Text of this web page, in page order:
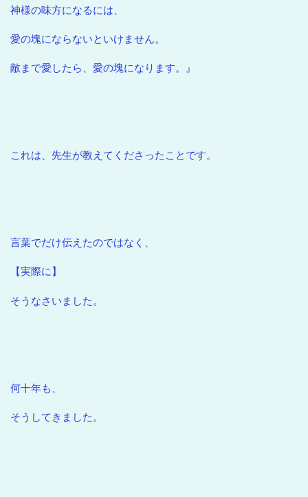
神様の味方になるには、
愛の塊にならないといけません。
敵まで愛したら、愛の塊になります。』
これは、先生が教えてくださったことです。
言葉でだけ伝えたのではなく、
【実際に】
そうなさいました。
何十年も、
そうしてきました。